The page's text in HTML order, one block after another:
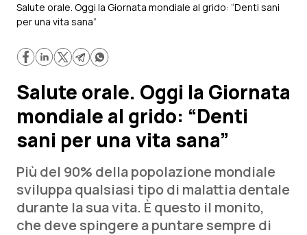
Governo e Parlamento
Regioni e Asl
Lavoro e Professioni
Scienza e Farmaci
Studi e Analisi
Lettere al direttore
Edizioni Regionali
Salute orale. Oggi la Giornata mondiale al grido: “Denti sani
per una vita sana”
Salute orale. Oggi la Giornata
mondiale al grido: “Denti
sani per una vita sana”
Più del 90% della popolazione mondiale
sviluppa qualsiasi tipo di malattia dentale
durante la sua vita. È questo il monito,
che deve spingere a puntare sempre di